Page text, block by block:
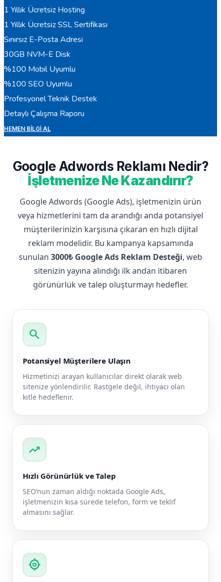
1 Yıllık Ücretsiz Hosting
1 Yıllık Ücretsiz SSL Sertifikası
Sınırsız E-Posta Adresi
30GB NVM-E Disk
%100 Mobil Uyumlu
%100 SEO Uyumlu
Profesyonel Teknik Destek
Detaylı Çalışma Raporu
HEMEN BILGI AL
Google Adwords Reklamı Nedir?
İşletmenize Ne Kazandırır?
Google Adwords (Google Ads), işletmenizin ürün
veya hizmetlerini tam da arandığı anda potansiyel
müşterilerinizin karşısına çıkaran en hızlı dijital
reklam modelidir. Bu kampanya kapsamında
sunulan 3000₺ Google Ads Reklam Desteği, web
sitenizin yayına alındığı ilk andan itibaren
görünürlük ve talep oluşturmayı hedefler.
search
Potansiyel Müşterilere Ulaşın
Hizmetinizi arayan kullanıcılar direkt olarak web
sitenize yönlendirilir. Rastgele değil, ihtiyacı olan
kitle hedeflenir.
trending_up
Hızlı Görünürlük ve Talep
SEO’nun zaman aldığı noktada Google Ads,
işletmenizin kısa sürede telefon, form ve teklif
almasını sağlar.
my_location